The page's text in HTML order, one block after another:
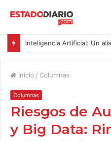
Inicio / Columnas
Columnas
Riesgos de
y Big Data: